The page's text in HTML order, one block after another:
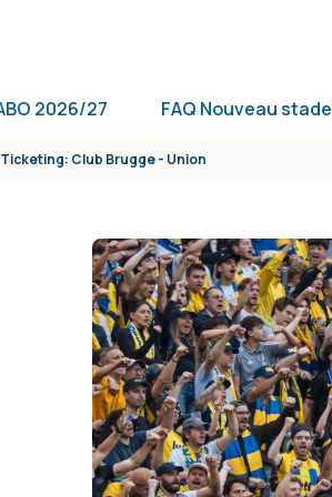
2026/27 FAQ Nouveau stade
Ticketing: Club Brugge - Union